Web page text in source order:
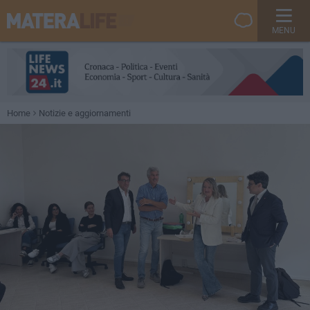
MENU
Home Notizie e aggiornamenti